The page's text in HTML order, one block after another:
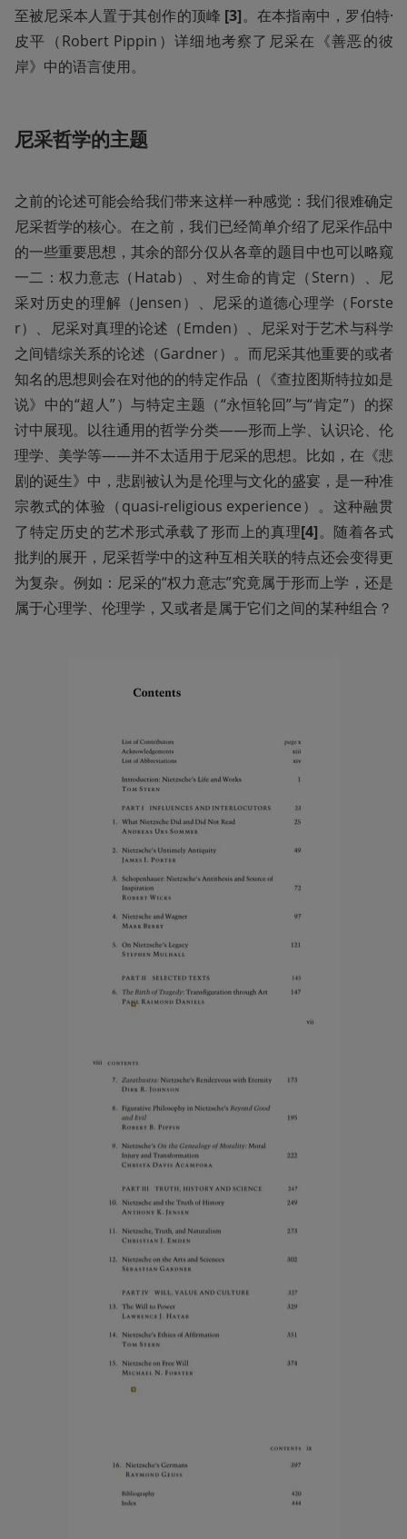
至被尼采本人置于其创作的顶峰 [3]。在本指南中，罗伯特·
皮平（Robert Pippin）详细地考察了尼采在《善恶的彼
岸》中的语言使用。
尼采哲学的主题
之前的论述可能会给我们带来这样一种感觉：我们很难确定
尼采哲学的核心。在之前，我们已经简单介绍了尼采作品中
的一些重要思想，其余的部分仅从各章的题目中也可以略窥
一二：权力意志（Hatab）、对生命的肯定（Stern）、尼
采对历史的理解（Jensen）、尼采的道德心理学（Forste
r）、尼采对真理的论述（Emden）、尼采对于艺术与科学
之间错综关系的论述（Gardner）。而尼采其他重要的或者
知名的思想则会在对他的的特定作品（《查拉图斯特拉如是
说》中的“超人”）与特定主题（“永恒轮回”与“肯定”）的探
讨中展现。以往通用的哲学分类——形而上学、认识论、伦
理学、美学等——并不太适用于尼采的思想。比如，在《悲
剧的诞生》中，悲剧被认为是伦理与文化的盛宴，是一种准
宗教式的体验（quasi-religious experience）。这种融贯
了特定历史的艺术形式承载了形而上的真理[4]。随着各式
批判的展开，尼采哲学中的这种互相关联的特点还会变得更
为复杂。例如：尼采的“权力意志”究竟属于形而上学，还是
属于心理学、伦理学，又或者是属于它们之间的某种组合？